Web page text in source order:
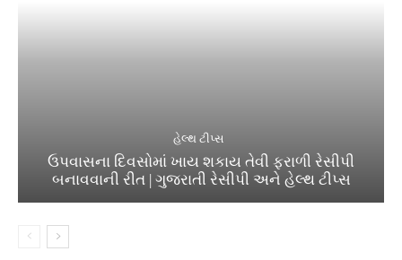
હેલ્થ ટીપ્સ
ઉપવાસના દિવસોમાં ખાય શકાય તેવી ફરાળી રેસીપી
બનાવવાની રીત | ગુજરાતી રેસીપી અને હેલ્થ ટીપ્સ